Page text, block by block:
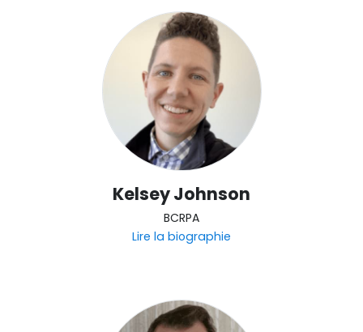
Kelsey Johnson
BCRPA
Lire la biographie